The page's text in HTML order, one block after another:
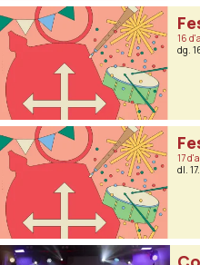
16
dg.
17
dl.